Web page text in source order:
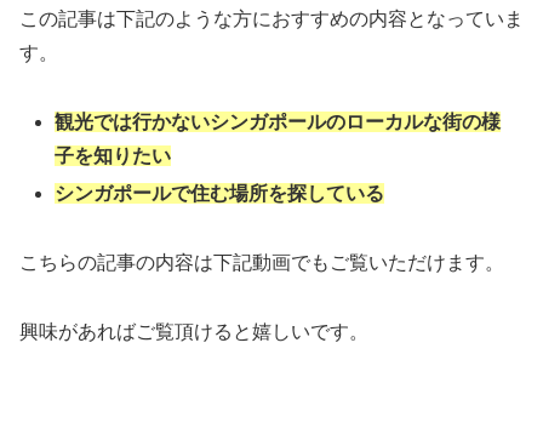
この記事は下記のような方におすすめの内容となっていま
す。
観光では行かないシンガポールのローカルな街の様
子を知りたい
シンガポールで住む場所を探している
こちらの記事の内容は下記動画でもご覧いただけます。
興味があればご覧頂けると嬉しいです。